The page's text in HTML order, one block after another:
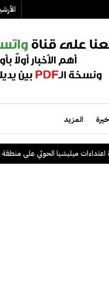
المزيد
ميليشيا الحوثي على منطقة